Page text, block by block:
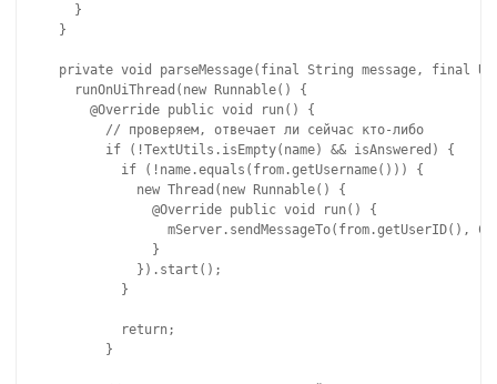
    }
  }
private void parseMessage(final String message, final
    runOnUiThread(new Runnable() {
      @Override public void run() {
        // проверяем, отвечает ли сейчас кто-либо
        if (!TextUtils.isEmpty(name) && isAnswered) {
          if (!name.equals(from.getUsername())) {
            new Thread(new Runnable() {
              @Override public void run() {
mServer.sendMessageTo(from.getUserID(),
              }
            }).start();
          }
          return;
        }